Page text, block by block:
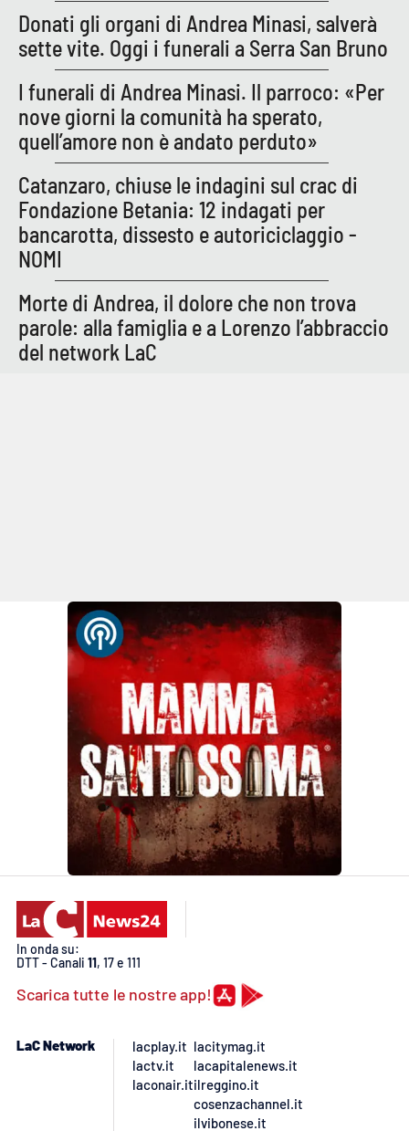
Donati gli organi di Andrea Minasi, salverà
sette vite. Oggi i funerali a Serra San Bruno
I funerali di Andrea Minasi. Il parroco: «Per
nove giorni la comunità ha sperato,
quell’amore non è andato perduto»
Catanzaro, chiuse le indagini sul crac di
Fondazione Betania: 12 indagati per
bancarotta, dissesto e autoriciclaggio -
NOMI
Morte di Andrea, il dolore che non trova
parole: alla famiglia e a Lorenzo l’abbraccio
del network LaC
In onda su:
DTT - Canali 11, 17 e 111
Scarica tutte le nostre app!
LaC Network
lacplay.it
lactv.it
laconair.it
lacitymag.it
lacapitalenews.it
ilreggino.it
cosenzachannel.it
ilvibonese.it